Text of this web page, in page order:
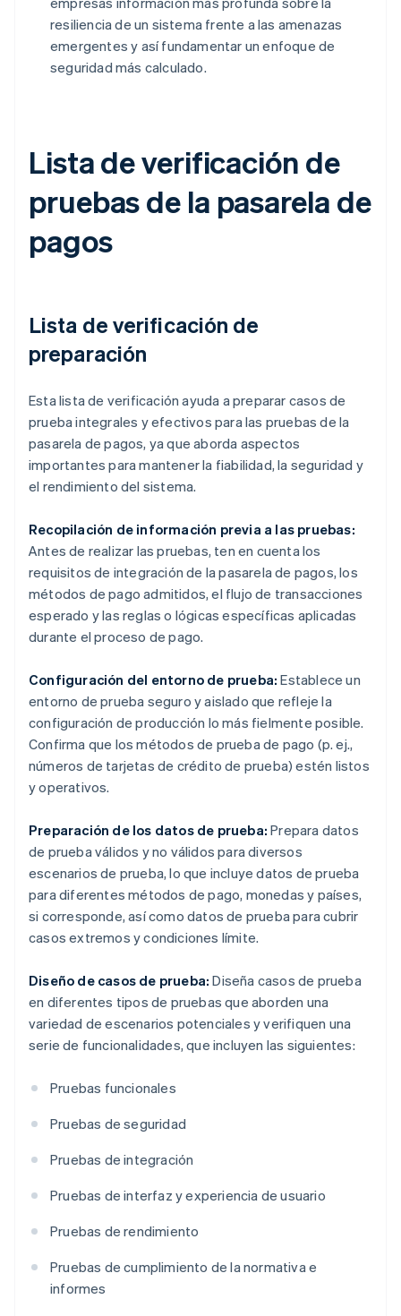
resiliencia de un sistema frente a las amenazas
emergentes y así fundamentar un enfoque de
seguridad más calculado.
Lista de verificación de
pruebas de la pasarela de
pagos
Lista de verificación de
preparación
Esta lista de verificación ayuda a preparar casos de
prueba integrales y efectivos para las pruebas de la
pasarela de pagos, ya que aborda aspectos
importantes para mantener la fiabilidad, la seguridad y
el rendimiento del sistema.
Recopilación de información previa a las pruebas:
Antes de realizar las pruebas, ten en cuenta los
requisitos de integración de la pasarela de pagos, los
métodos de pago admitidos, el flujo de transacciones
esperado y las reglas o lógicas específicas aplicadas
durante el proceso de pago.
Configuración del entorno de prueba: Establece un
entorno de prueba seguro y aislado que refleje la
configuración de producción lo más fielmente posible.
Confirma que los métodos de prueba de pago (p. ej.,
números de tarjetas de crédito de prueba) estén listos
y operativos.
Preparación de los datos de prueba: Prepara datos
de prueba válidos y no válidos para diversos
escenarios de prueba, lo que incluye datos de prueba
para diferentes métodos de pago, monedas y países,
si corresponde, así como datos de prueba para cubrir
casos extremos y condiciones límite.
Diseño de casos de prueba: Diseña casos de prueba
en diferentes tipos de pruebas que aborden una
variedad de escenarios potenciales y verifiquen una
serie de funcionalidades, que incluyen las siguientes:
Pruebas funcionales
Pruebas de seguridad
Pruebas de integración
Pruebas de interfaz y experiencia de usuario
Pruebas de rendimiento
Pruebas de cumplimiento de la normativa e
informes